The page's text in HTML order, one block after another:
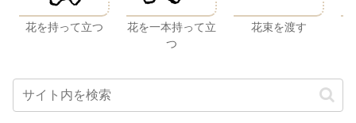
花を持って立つ
花を一本持って立
つ
花束を渡す